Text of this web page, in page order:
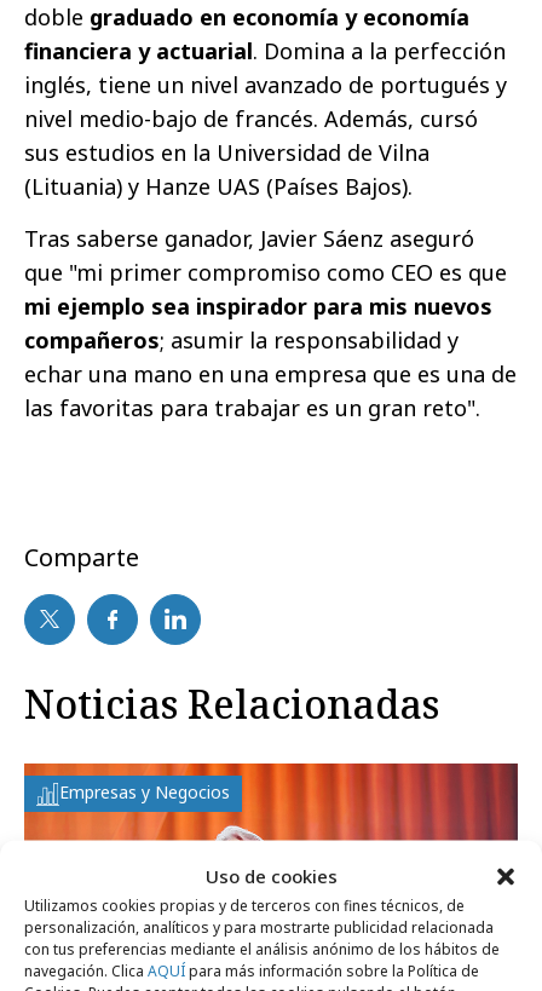
Uso de cookies
Utilizamos cookies propias y de terceros con fines técnicos, de
personalización, analíticos y para mostrarte publicidad relacionada
con tus preferencias mediante el análisis anónimo de los hábitos de
navegación. Clica AQUÍpara más información sobre la Política de
doble graduado en economía y economía
financiera y actuarial. Domina a la perfección
inglés, tiene un nivel avanzado de portugués y
nivel medio-bajo de francés. Además, cursó
sus estudios en la Universidad de Vilna
(Lituania) y Hanze UAS (Países Bajos).
Tras saberse ganador, Javier Sáenz aseguró
que "mi primer compromiso como CEO es que
mi ejemplo sea inspirador para mis nuevos
compañeros; asumir la responsabilidad y
echar una mano en una empresa que es una de
las favoritas para trabajar es un gran reto".
Comparte
Noticias Relacionadas
Empresas y Negocios